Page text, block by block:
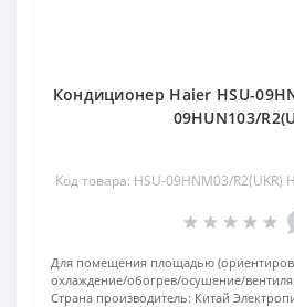
Кондиционер Haier HSU-
09HUN103/
Код товара: HSU-09HNM03/R2(UKR)
Для помещения площадью
охлаждение/обогрев/осушение/
Страна производитель: Китай